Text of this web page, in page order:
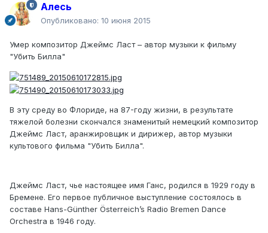
Алесь
Опубликовано: 10 июня 2015
Умер композитор Джеймс Ласт – автор музыки к фильму
"Убить Билла"
В эту среду во Флориде, на 87-году жизни, в результате
тяжелой болезни скончался знаменитый немецкий композитор
Джеймс Ласт, аранжировщик и дирижер, автор музыки
культового фильма "Убить Билла".
Джеймс Ласт, чье настоящее имя Ганс, родился в 1929 году в
Бремене. Его первое публичное выступление состоялось в
составе Hans-Günther Österreich’s Radio Bremen Dance
Orchestra в 1946 году.